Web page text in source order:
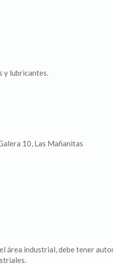
y lubricantes.
10, Las Mañanitas
área industrial, debe tener